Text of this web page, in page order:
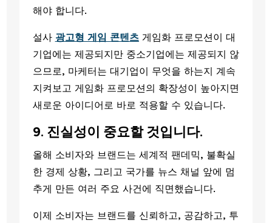
해야 합니다.
설사 광고형 게임 콘텐츠 게임화 프로모션이 대
기업에는 제공되지만 중소기업에는 제공되지 않
으므로, 마케터는 대기업이 무엇을 하는지 계속
지켜보고 게임화 프로모션의 확장성이 높아지면
새로운 아이디어로 바로 적용할 수 있습니다.
9. 진실성이 중요할 것입니다.
올해 소비자와 브랜드는 세계적 팬데믹, 불확실
한 경제 상황, 그리고 국가를 뉴스 채널 앞에 멈
추게 만든 여러 주요 사건에 직면했습니다.
이제 소비자는 브랜드를 신뢰하고, 공감하고, 투